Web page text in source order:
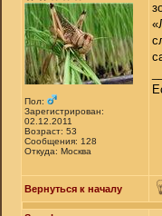
Пол:
Зарегистрирован:
02.12.2011
Возраст: 53
Сообщения: 128
Откуда: Москва
Вернуться к началу